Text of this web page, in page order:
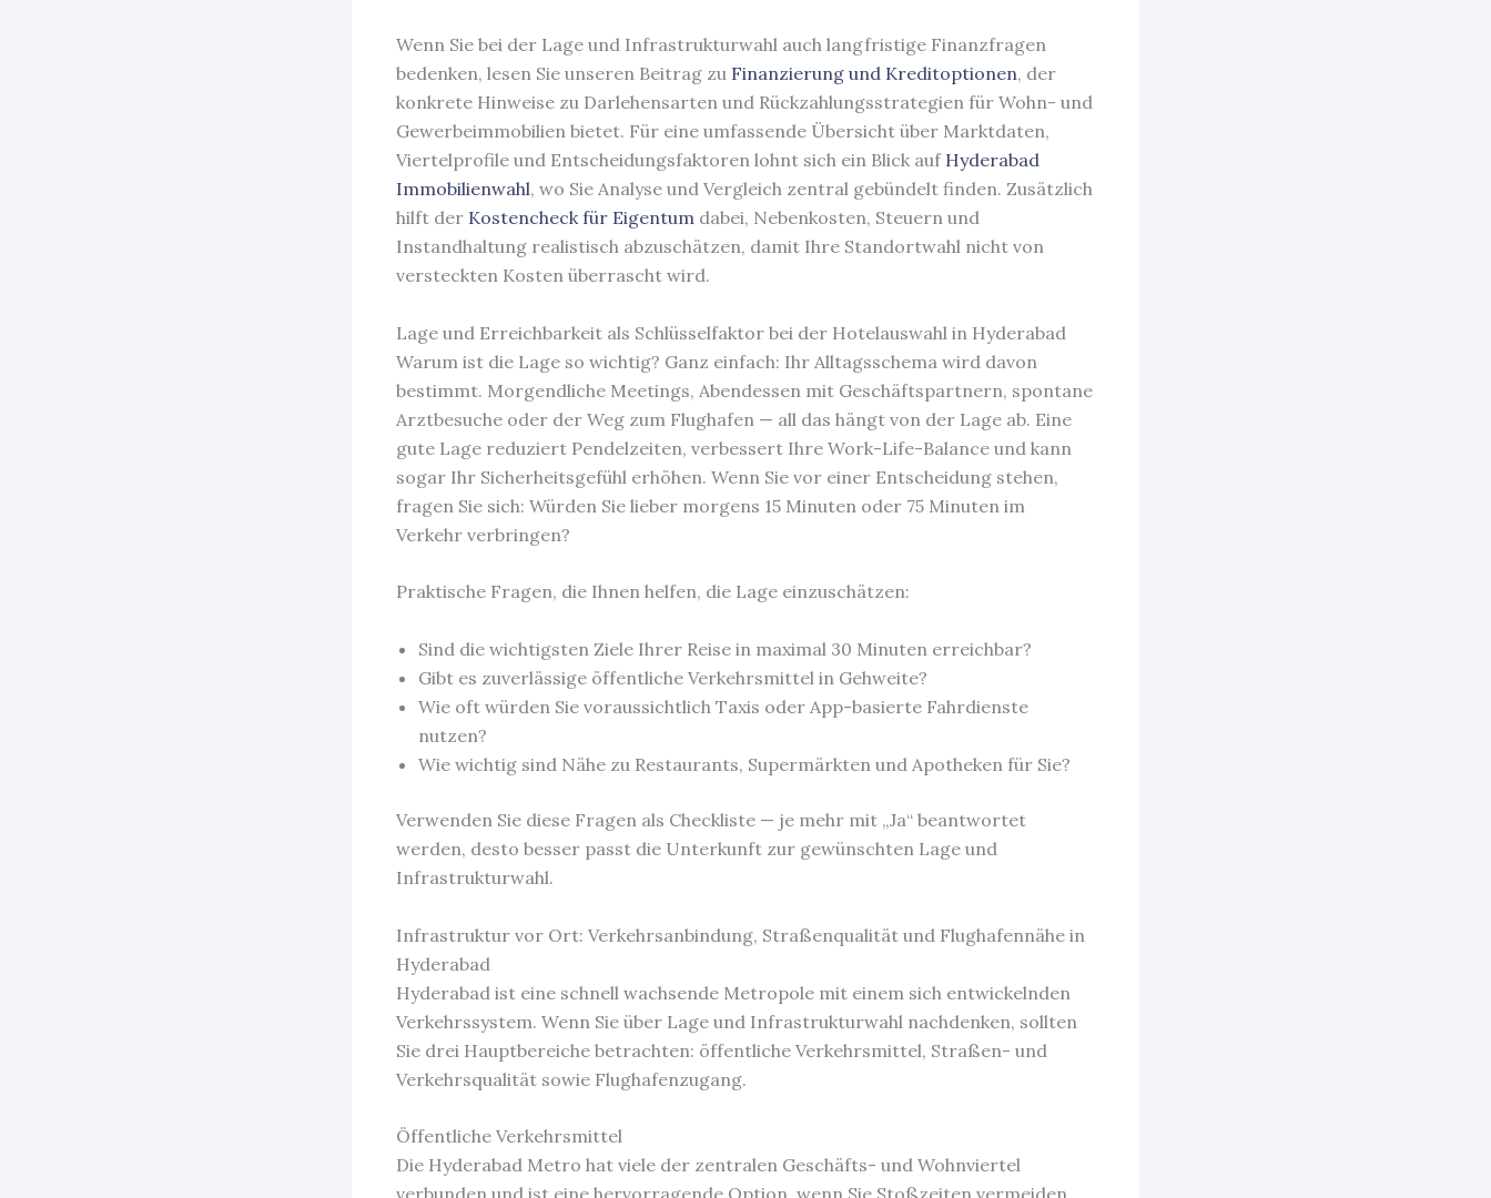
Wenn Sie bei der Lage und Infrastrukturwahl auch langfristige Finanzfragen
bedenken, lesen Sie unseren Beitrag zu Finanzierung und Kreditoptionen, der
konkrete Hinweise zu Darlehensarten und Rückzahlungsstrategien für Wohn- und
Gewerbeimmobilien bietet. Für eine umfassende Übersicht über Marktdaten,
Viertelprofile und Entscheidungsfaktoren lohnt sich ein Blick auf Hyderabad
Immobilienwahl, wo Sie Analyse und Vergleich zentral gebündelt finden. Zusätzlich
hilft der Kostencheck für Eigentum dabei, Nebenkosten, Steuern und
Instandhaltung realistisch abzuschätzen, damit Ihre Standortwahl nicht von
versteckten Kosten überrascht wird.
Lage und Erreichbarkeit als Schlüsselfaktor bei der Hotelauswahl in Hyderabad
Warum ist die Lage so wichtig? Ganz einfach: Ihr Alltagsschema wird davon
bestimmt. Morgendliche Meetings, Abendessen mit Geschäftspartnern, spontane
Arztbesuche oder der Weg zum Flughafen — all das hängt von der Lage ab. Eine
gute Lage reduziert Pendelzeiten, verbessert Ihre Work-Life-Balance und kann
sogar Ihr Sicherheitsgefühl erhöhen. Wenn Sie vor einer Entscheidung stehen,
fragen Sie sich: Würden Sie lieber morgens 15 Minuten oder 75 Minuten im
Verkehr verbringen?
Praktische Fragen, die Ihnen helfen, die Lage einzuschätzen:
Sind die wichtigsten Ziele Ihrer Reise in maximal 30 Minuten erreichbar?
Gibt es zuverlässige öffentliche Verkehrsmittel in Gehweite?
Wie oft würden Sie voraussichtlich Taxis oder App-basierte Fahrdienste
nutzen?
Wie wichtig sind Nähe zu Restaurants, Supermärkten und Apotheken für Sie?
Verwenden Sie diese Fragen als Checkliste — je mehr mit „Ja“ beantwortet
werden, desto besser passt die Unterkunft zur gewünschten Lage und
Infrastrukturwahl.
Infrastruktur vor Ort: Verkehrsanbindung, Straßenqualität und Flughafennähe in
Hyderabad
Hyderabad ist eine schnell wachsende Metropole mit einem sich entwickelnden
Verkehrssystem. Wenn Sie über Lage und Infrastrukturwahl nachdenken, sollten
Sie drei Hauptbereiche betrachten: öffentliche Verkehrsmittel, Straßen- und
Verkehrsqualität sowie Flughafenzugang.
Öffentliche Verkehrsmittel
Die Hyderabad Metro hat viele der zentralen Geschäfts- und Wohnviertel